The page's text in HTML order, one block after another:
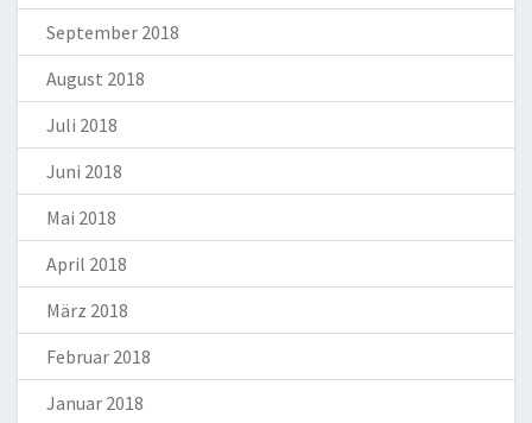
September 2018
August 2018
Juli 2018
Juni 2018
Mai 2018
April 2018
März 2018
Februar 2018
Januar 2018